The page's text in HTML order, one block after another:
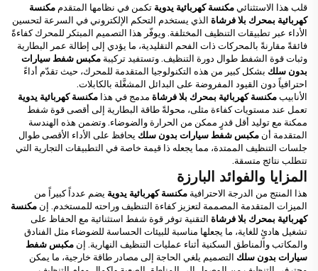
قلب هذا الاستثنائي مكنسة كهربائية يدوية تكمن في نظامها المتقدم مكنسة
كهربائية بمحرك بلا فرشاة الذي يستخدم التحكم الإلكتروني في السرعة لتحسين
الأداء عبر تطبيقات التنظيف المختلفة. ويوفّر هذا التصميم المبتكر للمحرك كفاءةً
فائقةً مقارنةً بالمحركات ذات الفحم التقليدية، ما يؤدي إلى إطالة عمر البطارية
وثبات قوة الشفط طوال دورة التنظيف. وتستفيد تركيبة مكبس شفط سيارات
بدون سلك بشكل كبير من هذه التكنولوجيا المتقدمة للمحرك، حيث تقدّم أداءً
احترافياً دون القيود المفروضة على البدائل المشغَّلة بالكابلات.
الأنابيبمكنسة كهربائية بمحرك بلا فرشاة مدمج في هذا مكنسة كهربائية يدوية
تعمل عند مستويات كفاءة مثلى، محولةً طاقة البطارية إلى أقصى قوة شفط
ممكنة مع توليد أقل قدرٍ ممكن من الحرارة والضوضاء. وتضمن هذه الهندسة
المتقدمة أن مكبس شفط سيارات بدون سلك يحافظ على الأداء الأقصى طوال
جلسات التنظيف الممتدة، مما يجعله ذا قيمة خاصة في التطبيقات التجارية التي
تتطلب نتائج متسقة.
المزايا والفوائد البارزة
هذا المنتج من الدرجة الاحترافية مكنسة كهربائية يدوية يضم عدداً كبيراً من
الميزات المتقدمة المصممة لتعزيز كفاءة التنظيف وراحته للمستخدم. إن مكنسة
كهربائية بمحرك بلا فرشاة التقنية توفر قوة شفط استثنائية مع الحفاظ على
تشغيل هادئٍ للغاية، ما يجعلها مناسبة للبيئات الحساسة للضوضاء مثل الفنادق
والمكاتب والمناطق السكنية أثناء عمليات التنظيف النهارية. إن مكبس شفط
سيارات بدون سلك التصميم يلغي الحاجة إلى مصادر طاقة خارجية، ما يمكن